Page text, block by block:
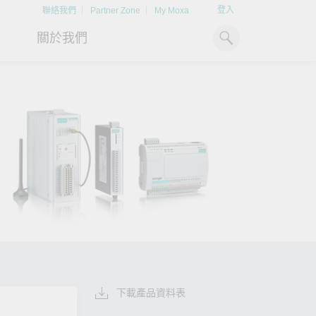
聯絡我們 Partner Zone My Moxa 登入
x86 電腦
ARM 電腦
平板電腦
掌握綠能脈動
探索 BESS（電池儲能系統）
文件資料庫
案例研究
技術專文資料庫
關於我們
Moxa 人才小聯盟系統
如同美國職棒聯盟的人才育
下載產品資料表